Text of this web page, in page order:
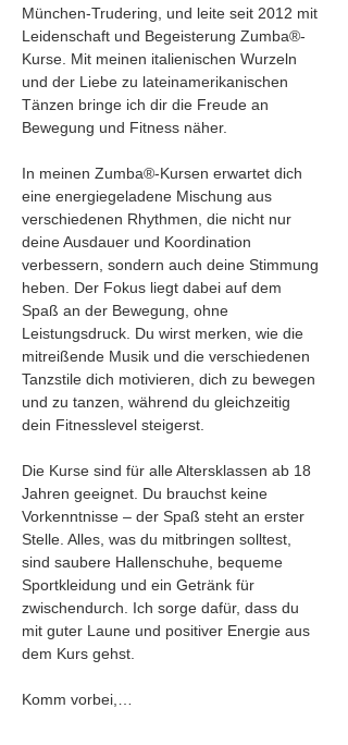
München-Trudering, und leite seit 2012 mit
Leidenschaft und Begeisterung Zumba®-
Kurse. Mit meinen italienischen Wurzeln
und der Liebe zu lateinamerikanischen
Tänzen bringe ich dir die Freude an
Bewegung und Fitness näher.
In meinen Zumba®-Kursen erwartet dich
eine energiegeladene Mischung aus
verschiedenen Rhythmen, die nicht nur
deine Ausdauer und Koordination
verbessern, sondern auch deine Stimmung
heben. Der Fokus liegt dabei auf dem
Spaß an der Bewegung, ohne
Leistungsdruck. Du wirst merken, wie die
mitreißende Musik und die verschiedenen
Tanzstile dich motivieren, dich zu bewegen
und zu tanzen, während du gleichzeitig
dein Fitnesslevel steigerst.
Die Kurse sind für alle Altersklassen ab 18
Jahren geeignet. Du brauchst keine
Vorkenntnisse – der Spaß steht an erster
Stelle. Alles, was du mitbringen solltest,
sind saubere Hallenschuhe, bequeme
Sportkleidung und ein Getränk für
zwischendurch. Ich sorge dafür, dass du
mit guter Laune und positiver Energie aus
dem Kurs gehst.
Komm vorbei,…